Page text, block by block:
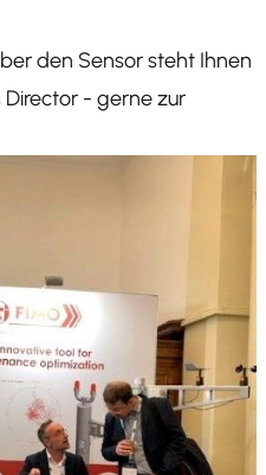
den Sensor steht Ihnen
Director - gerne zur